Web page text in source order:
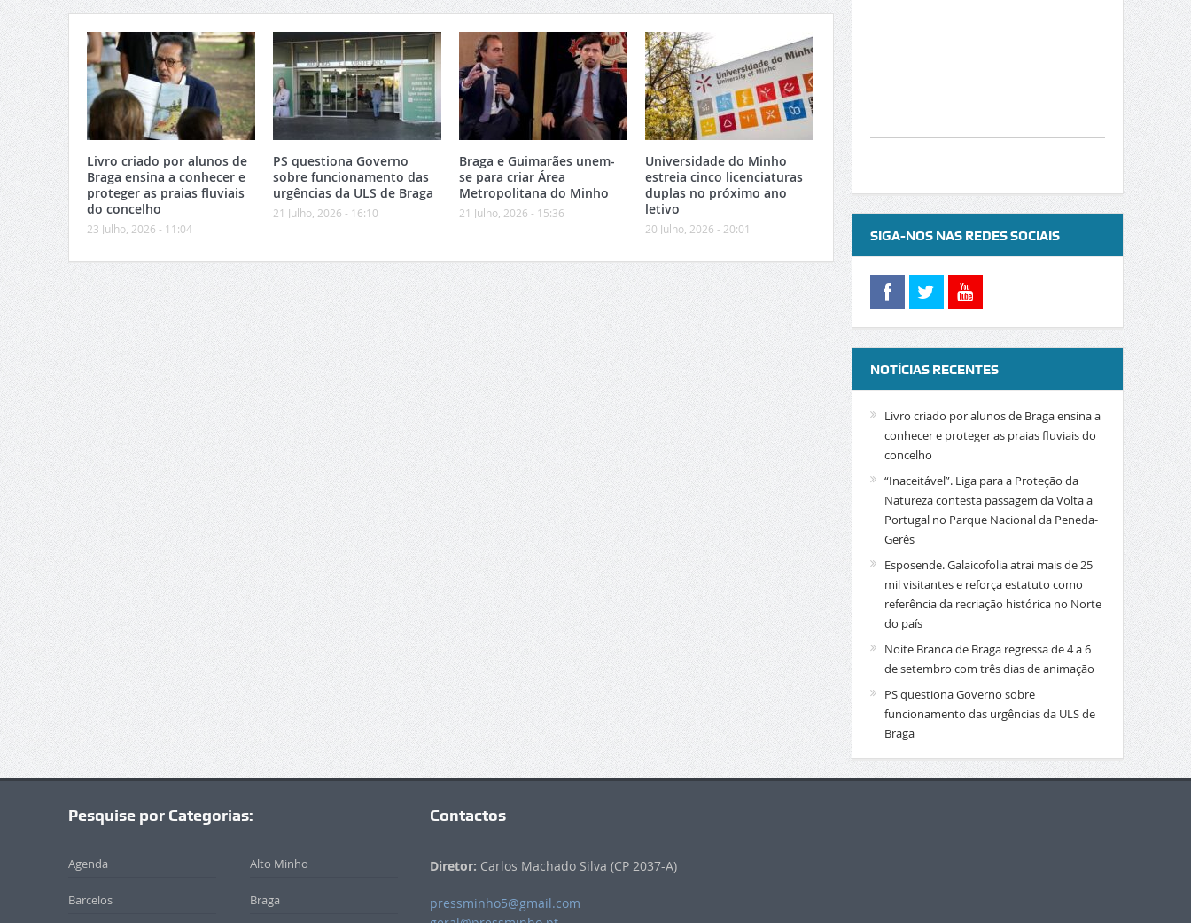
Livro criado por alunos de
Braga ensina a conhecer e
proteger as praias fluviais
do concelho
23 Julho, 2026 - 11:04
PS questiona Governo
sobre funcionamento das
urgências da ULS de Braga
21 Julho, 2026 - 16:10
Braga e Guimarães unem-
se para criar Área
Metropolitana do Minho
21 Julho, 2026 - 15:36
Universidade do Minho
estreia cinco licenciaturas
duplas no próximo ano
letivo
20 Julho, 2026 - 20:01 SIGA-NOS NAS REDES SOCIAIS
NOTÍCIAS RECENTES
Livro criado por alunos de Braga ensina a
conhecer e proteger as praias fluviais do
concelho
“Inaceitável”. Liga para a Proteção da
Natureza contesta passagem da Volta a
Portugal no Parque Nacional da Peneda-
Gerês
Esposende. Galaicofolia atrai mais de 25
mil visitantes e reforça estatuto como
referência da recriação histórica no Norte
do país
Noite Branca de Braga regressa de 4 a 6
de setembro com três dias de animação
PS questiona Governo sobre
funcionamento das urgências da ULS de
Braga
Pesquise por Categorias:
Agenda Alto Minho
Barcelos Braga
Contactos
Diretor: Carlos Machado Silva (CP 2037-A)
pressminho5@gmail.com